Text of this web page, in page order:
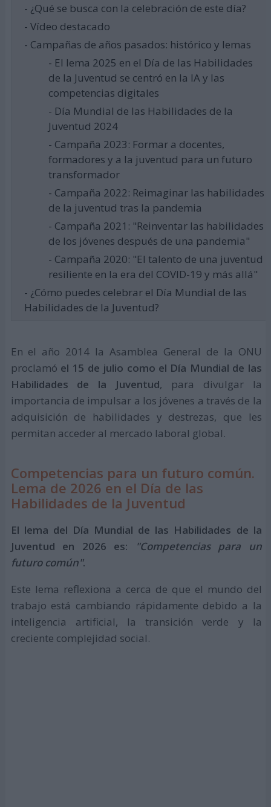
- ¿Qué se busca con la celebración de este día?
- Vídeo destacado
- Campañas de años pasados: histórico y lemas
- El lema 2025 en el Día de las Habilidades
de la Juventud se centró en la IA y las
competencias digitales
- Día Mundial de las Habilidades de la
Juventud 2024
- Campaña 2023: Formar a docentes,
formadores y a la juventud para un futuro
transformador
- Campaña 2022: Reimaginar las habilidades
de la juventud tras la pandemia
- Campaña 2021: "Reinventar las habilidades
de los jóvenes después de una pandemia"
- Campaña 2020: "El talento de una juventud
resiliente en la era del COVID-19 y más allá"
- ¿Cómo puedes celebrar el Día Mundial de las
Habilidades de la Juventud?
En el año 2014 la Asamblea General de la ONU
proclamó el 15 de julio como el Día Mundial de las
Habilidades de la Juventud, para divulgar la
importancia de impulsar a los jóvenes a través de la
adquisición de habilidades y destrezas, que les
permitan acceder al mercado laboral global.
Competencias para un futuro común.
Lema de 2026 en el Día de las
Habilidades de la Juventud
El lema del Día Mundial de las Habilidades de la
Juventud en 2026 es: "Competencias para un
futuro común".
Este lema reflexiona a cerca de que el mundo del
trabajo está cambiando rápidamente debido a la
inteligencia artificial, la transición verde y la
creciente complejidad social.